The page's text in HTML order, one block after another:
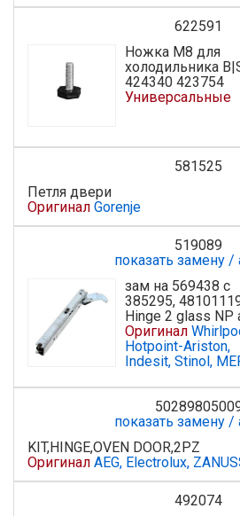
622591
Ножка M8 для
холодильника
424340 423754
Универсальные
581525
Петля двери
Оригинал Gorenje
519089
показать замену /
зам на 569438 с
385295,
Hinge 2 glass NP
Оригинал
Hotpoint-Ariston,
Indesit, Stinol,
показать замену /
KIT,HINGE,OVEN DOOR,2PZ
Оригинал AEG, Electrolux,
492074